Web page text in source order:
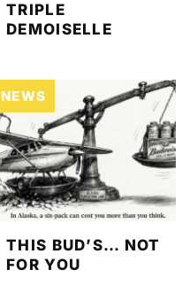
TRIPLE
DEMOISELLE
NEWS
THIS BUD’S… NOT
FOR YOU